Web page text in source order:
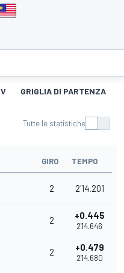
V GRIGLIA DI PARTENZA
Tutte le statistiche
GIRO TEMPO
2 2'14.201
2 +0.445
2'14.646
2 +0.479
2'14.680